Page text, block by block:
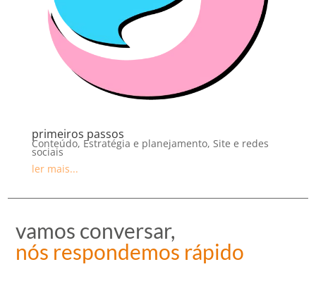
primeiros passos
Conteúdo, Estratégia e planejamento, Site e redes
sociais
ler mais...
vamos conversar,
nós respondemos rápido